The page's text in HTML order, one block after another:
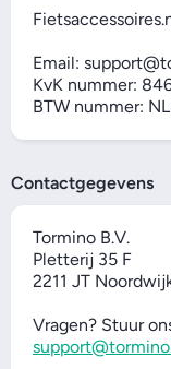
Email:
KvK nummer:
BTW nummer:
Contactgegevens
Tormino B.V.
Pletterij 35 F
2211 JT
Vragen? Stuur